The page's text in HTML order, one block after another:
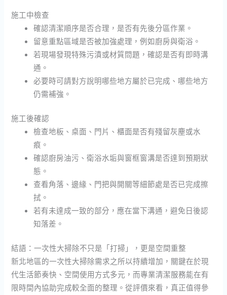
施工中檢查
確認清潔順序是否合理，是否有先後分區作業。
留意重點區域是否被加強處理，例如廚房與衛浴。
若現場發現特殊污漬或材質問題，確認是否有即時溝
通。
必要時可請對方說明哪些地方屬於已完成、哪些地方
仍需補強。
施工後確認
檢查地板、桌面、門片、櫃面是否有殘留灰塵或水
痕。
確認廚房油污、衛浴水垢與窗框窗溝是否達到預期狀
態。
查看角落、邊緣、門把與開關等細節處是否已完成擦
拭。
若有未達成一致的部分，應在當下溝通，避免日後認
知落差。
結語：一次性大掃除不只是「打掃」，更是空間重整
新北地區的一次性大掃除需求之所以持續增加，關鍵在於現
代生活節奏快、空間使用方式多元，而專業清潔服務能在有
限時間內協助完成較全面的整理。從評價來看，真正值得參